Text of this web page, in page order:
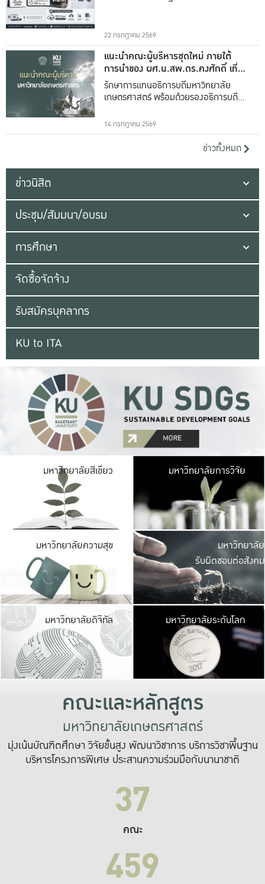
22 กรกฎาคม 2569
แนะนำคณะผู้บริหารชุดใหม่ ภายใต้
การนำของ ผศ.น.สพ.ดร.คงศักดิ์ เที่ยง
ธรรม
รักษาการแทนอธิการบดีมหาวิทยาลัย
เกษตรศาสตร์ พร้อมด้วยรองอธิการบดีทั้ง
14 กรกฎาคม 2569
ข่าวทั้งหมด
ข่าวนิสิต
ประชุม/สัมมนา/อบรม
การศึกษา
จัดซื้อจัดจ้าง
รับสมัครบุคลากร
KU to ITA
มหาวิทยาลัยสีเขียว มหาวิ
มีพื้นที่เขียวสดใส
เป็นป่าในเมือง เกษต
มหาวิทยาลัยการวิจัย
มหาวิทยาลัยความสุข มหาวิ
ค
เปิดประ
และพบเรื่องราวใ
มหาวิทยาลัย
รับผิดชอบต่อสังคม
มหาวิทยาลัยดิจิทัล มหาวิ
เปลี่ยนแปลง แล
เพื่อทำง
ระบบสารสนเทศ
มหาวิทยาลัยระดับโลก
คณะและหลักสูตร
มหาวิทยาลัยเกษตรศาสตร์
มุ่งเน้นบัณฑิตศึกษา วิจัยขั้นสูง พัฒนาวิชาการ บริการวิชาพื้นฐาน
บริหารโครงการพิเศษ ประสานความร่วมมือกับนานาชาติ
37
คณะ
459